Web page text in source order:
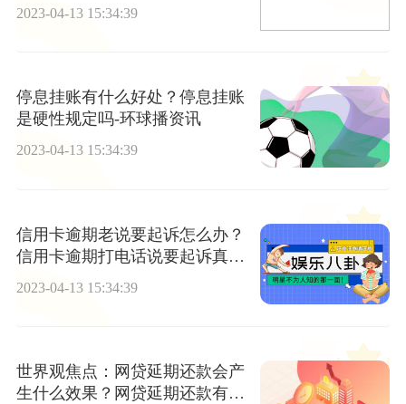
2023-04-13 15:34:39
停息挂账有什么好处？停息挂账
是硬性规定吗-环球播资讯
2023-04-13 15:34:39
信用卡逾期老说要起诉怎么办？
信用卡逾期打电话说要起诉真的
2023-04-13 15:34:39
世界观焦点：网贷延期还款会产
生什么效果？网贷延期还款有法